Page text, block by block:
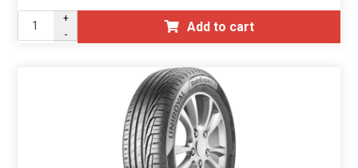
+
-
Add to cart